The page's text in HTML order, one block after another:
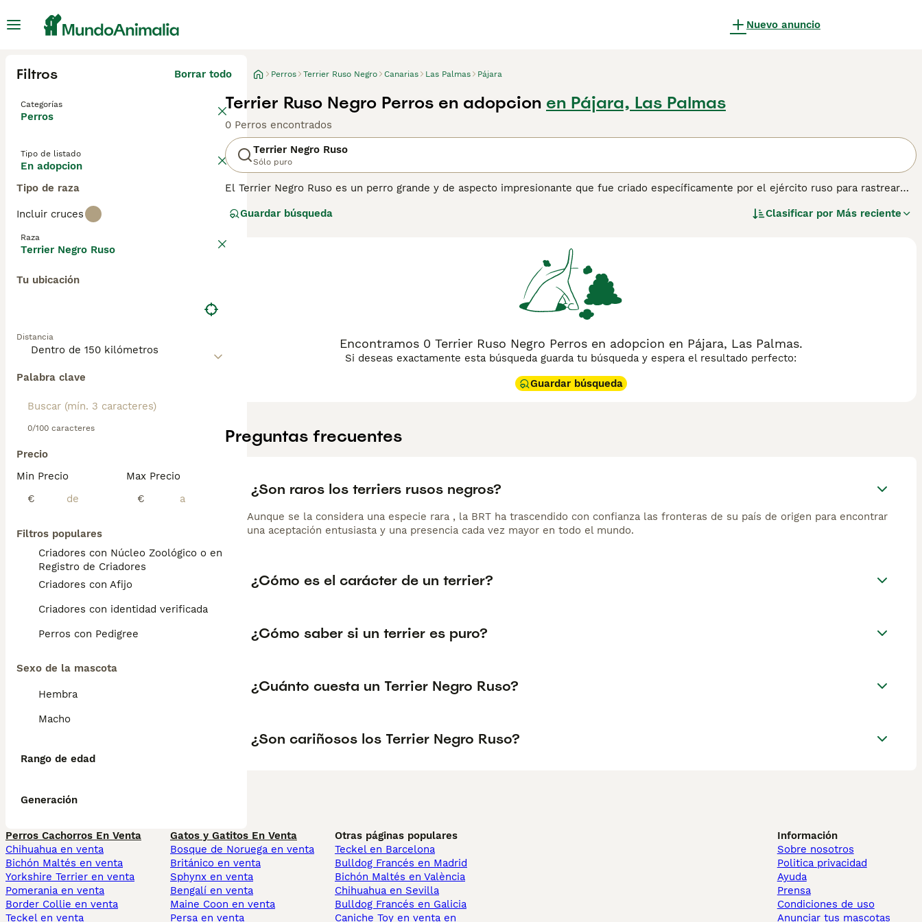
Nuevo anuncio
Filtros Borrar todo
Categorías
Perros
Tipo de listado
En adopcion
Tipo de raza
Incluir cruces
Raza
Terrier Negro Ruso
Tu ubicación
Distancia
Palabra clave
0/100 caracteres
Precio
Min Precio
€
Max Precio
€
Filtros populares
Criadores con Núcleo Zoológico o en el
Registro de Criadores
Criadores con Afijo
Criadores con identidad verificada
Perros con Pedigree
Sexo de la mascota
Hembra
Macho
Rango de edad
Generación
Perros Terrier Ruso Negro Canarias Las Palmas Pájara
Terrier Ruso Negro Perros en adopcion en Pájara, Las Palmas
0 Perros encontrados
Terrier Negro Ruso
Sólo puro
El Terrier Negro Ruso es un perro grande y de aspecto impresionante que fue criado específicamente por el ejército ruso para rastrear
en Italia. Sin embargo, el Terrier Negro Ruso es menos popular en España, aunque son maravillosos compañeros y perros de familia
información sobre esta raza de perro.
Guardar búsqueda Clasificar por Más reciente
Encontramos 0 Terrier Ruso Negro Perros en adopcion en Pájara, Las Palmas.
Si deseas exactamente esta búsqueda guarda tu búsqueda y espera el resultado perfecto:
Guardar búsqueda
Preguntas frecuentes
¿Son raros los terriers rusos negros?
Aunque se la considera una especie rara , la BRT ha trascendido con confianza las fronteras de su país de origen para encontrar
una aceptación entusiasta y una presencia cada vez mayor en todo el mundo.
¿Cómo es el carácter de un terrier?
¿Cómo saber si un terrier es puro?
¿Cuánto cuesta un Terrier Negro Ruso?
¿Son cariñosos los Terrier Negro Ruso?
Perros Cachorros En Venta
Chihuahua en venta
Bichón Maltés en venta
Yorkshire Terrier en venta
Pomerania en venta
Border Collie en venta
Teckel en venta
Gatos y Gatitos En Venta
Bosque de Noruega en venta
Británico en venta
Sphynx en venta
Bengalí en venta
Maine Coon en venta
Persa en venta
Otras páginas populares
Teckel en Barcelona
Bulldog Francés en Madrid
Bichón Maltés en València
Chihuahua en Sevilla
Bulldog Francés en Galicia
Caniche Toy en venta en
Información
Sobre nosotros
Politica privacidad
Ayuda
Prensa
Condiciones de uso
Anunciar tus mascotas